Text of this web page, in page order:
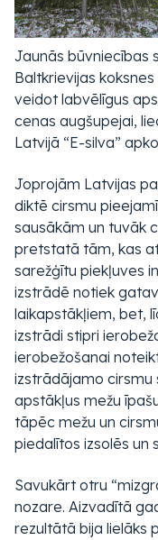
Jaunās būvniecības
Baltkrievijas
veidot labvēlīgus
cenas augšupejai,
Latvijā “E-silva”
Joprojām Latvijas
diktē cirsmu
sausākām un tuvāk
pretstatā tām, kas
sarežģītu piekļuves
izstrādē notiek
laikapstākļiem, bet,
izstrādi stipri
ierobežošanai
izstrādājamo cirsmu
apstākļus mežu
tāpēc mežu un
piedalītos izsolēs un
Savukārt otru
nozare. Aizvadītā
rezultātā bija lielāks